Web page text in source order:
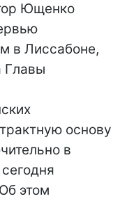
Ющенко
в Лиссабоне,
Главы
основу
в
этом